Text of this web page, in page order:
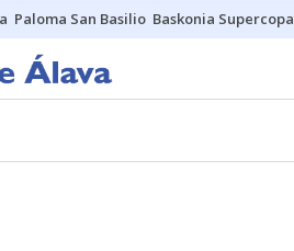
Paloma San Basilio Baskonia Supercopa